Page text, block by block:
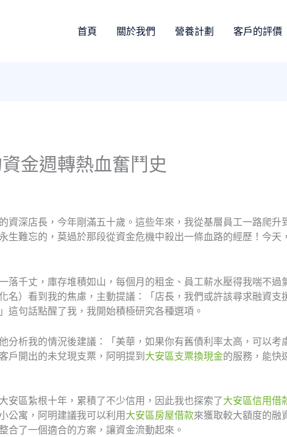
首頁 關於我們 營養計劃 客戶的評價
金週轉熱血奮鬥史
資深店長，今年剛滿五十歲。這些年來，我從基層員工一路爬升
生難忘的，莫過於那段從資金危機中殺出一條血路的經歷！今天
落千丈，庫存堆積如山，每個月的租金、員工薪水壓得我喘不過
名）看到我的焦慮，主動提議：「店長，我們或許該尋求融資支
這句話點醒了我，我開始積極研究各種選項。
析我的情況後建議：「美華，如果你有舊債利率太高，可以考
戶開出的未兌現支票，阿明提到大安區支票換現金的服務，能快
安區紮根十年，累積了不少信用，因此我也探索了大安區信用借
公寓，阿明建議我可以利用 大安區房屋借款來獲取較大額度的融
合了一個適合的方案，讓資金流動起來。